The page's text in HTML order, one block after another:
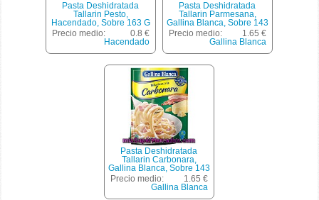
Pasta Deshidratada
Tallarin Pesto,
Hacendado, Sobre 163 G
Precio medio:
0.8 €
Hacendado
Pasta Deshidratada
Tallarin Parmesana,
Gallina Blanca, Sobre 143
G
Precio medio:
1.65 €
Gallina Blanca
Pasta Deshidratada
Tallarin Carbonara,
Gallina Blanca, Sobre 143
G
Precio medio:
1.65 €
Gallina Blanca